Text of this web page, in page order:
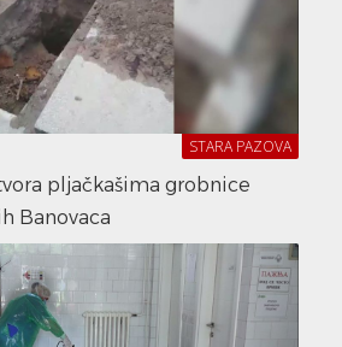
STARA PAZOVA
pljačkašima grobnice
Banovaca